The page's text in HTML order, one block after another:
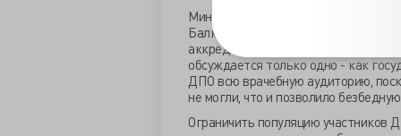
Минздрав и Росздравнадзор
Балкизов
аккредитацию программ ДПО
обсуждается только одно - как
ДПО всю врачебную аудиторию,
не могли, что и позволило
Ограничить популяцию участников